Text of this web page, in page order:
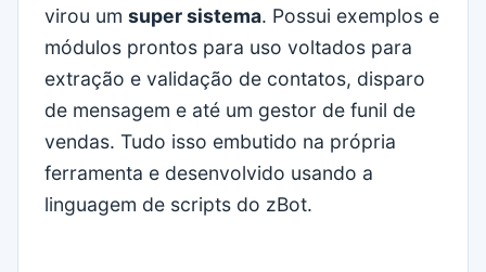
virou um super sistema. Possui exemplos e
módulos prontos para uso voltados para
extração e validação de contatos, disparo
de mensagem e até um gestor de funil de
vendas. Tudo isso embutido na própria
ferramenta e desenvolvido usando a
linguagem de scripts do zBot.